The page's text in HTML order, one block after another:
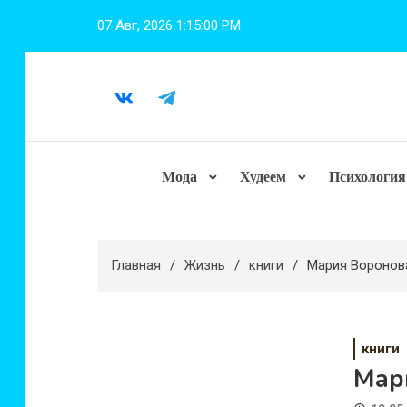
07 Авг, 2026 1:15:01 PM
Мода Худеем Психология
Главная Жизнь книги Мария
книги